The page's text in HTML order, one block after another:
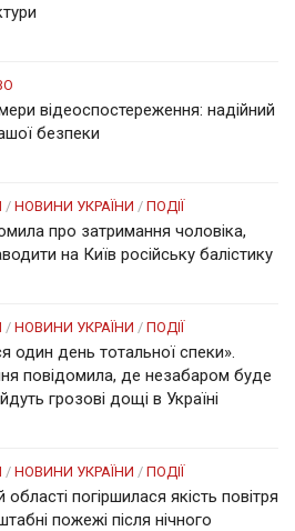
відеоспостереження: надійний
безпеки
/ НОВИНИ УКРАЇНИ / ПОДІЇ
про затримання чоловіка,
на Київ російську балістику
/ НОВИНИ УКРАЇНИ / ПОДІЇ
один день тотальної спеки».
повідомила, де незабаром буде
грозові дощі в Україні
/ НОВИНИ УКРАЇНИ / ПОДІЇ
області погіршилася якість повітря
пожежі після нічного